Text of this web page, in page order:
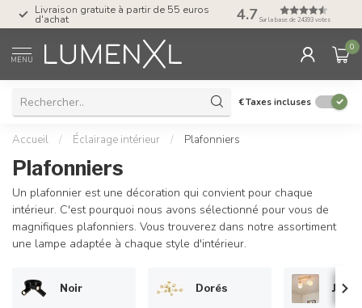
Livraison gratuite à partir de 55 euros
d'achat Post-paiement avec
4.7 Sur la base de 24393 votes
MENU
0
€Taxes incluses
Accueil / Éclairage intérieur / Plafonniers
Plafonniers
Un plafonnier est une décoration qui convient pour chaque
intérieur. C'est pourquoi nous avons sélectionné pour vous de
magnifiques plafonniers. Vous trouverez dans notre assortiment
une lampe adaptée à chaque style d'intérieur.
Noir Dorés